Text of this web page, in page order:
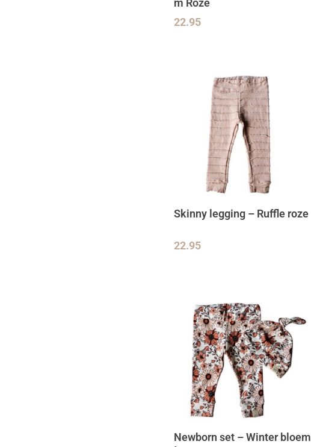
m Roze
22.95
Skinny legging – Ruffle roze
22.95
Newborn set – Winter bloem